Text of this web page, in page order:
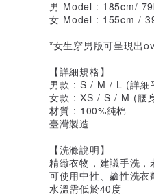
男 Model : 185cm/
女 Model : 155cm /
*女生穿男版可呈現出
【詳細規格】
男款 : S / M / L (詳細
女款 : XS / S / M (腰
材質 : 100%純棉
臺灣製造
【洗滌說明】
精緻衣物，建議手洗
可使用中性、鹼性洗衣
水溫需低於40度